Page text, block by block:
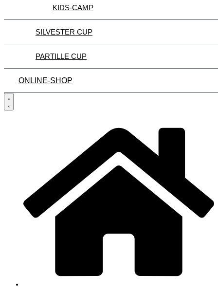
KIDS-CAMP
SILVESTER CUP
PARTILLE CUP
ONLINE-SHOP